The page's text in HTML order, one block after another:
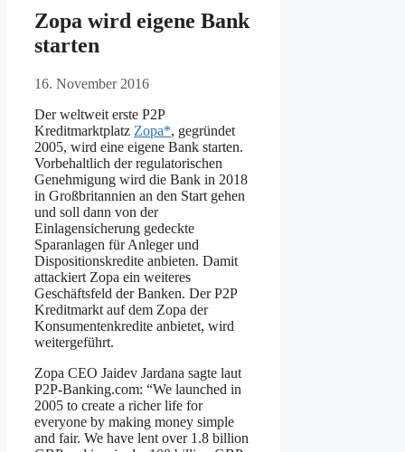
Zopa wird eigene Bank
starten
16. November 2016
Der weltweit erste P2P
Kreditmarktplatz Zopa*, gegründet
2005, wird eine eigene Bank starten.
Vorbehaltlich der regulatorischen
Genehmigung wird die Bank in 2018
in Großbritannien an den Start gehen
und soll dann von der
Einlagensicherung gedeckte
Sparanlagen für Anleger und
Dispositionskredite anbieten. Damit
attackiert Zopa ein weiteres
Geschäftsfeld der Banken. Der P2P
Kreditmarkt auf dem Zopa der
Konsumentenkredite anbietet, wird
weitergeführt.
Zopa CEO Jaidev Jardana sagte laut
P2P-Banking.com: “We launched in
2005 to create a richer life for
everyone by making money simple
and fair. We have lent over 1.8 billion